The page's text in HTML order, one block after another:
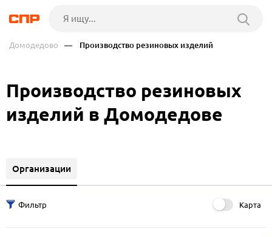
Домодедово — Производство резиновых изделий
Производство резиновых
изделий в Домодедове
Организации
Карта